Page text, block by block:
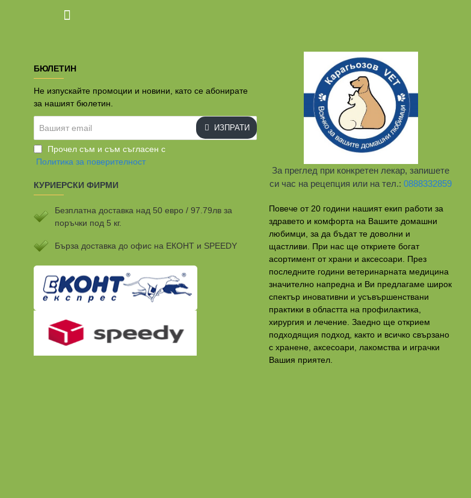
БЮЛЕТИН
Не изпускайте промоции и новини, като се абонирате
за нашият бюлетин.
email
ИЗПРАТИ
Прочел съм и съм съгласен с
Политика за поверителност
КУРИЕРСКИ ФИРМИ
Безплатна доставка над 50 евро / 97.79лв за
поръчки под 5 кг.
Бързa доставка до офис на ЕКОНТ и SPEEDY
За преглед при конкретен лекар, запишете
си час на рецепция или на тел.:0888332859
Повече от 20 години нашият екип работи за
здравето и комфорта на Вашите домашни
любимци, за да бъдат те доволни и
щастливи. При нас ще откриете богат
асортимент от храни и аксесоари. През
последните години ветеринарната медицина
значително напредна и Ви предлагаме широк
спектър иновативни и усъвършенствани
практики в областта на профилактикa,
хирургия и лечение. Заедно ще открием
подходящия подход, както и всичко свързано
с хранене, аксесоари, лакомства и играчки
Вашия приятел.